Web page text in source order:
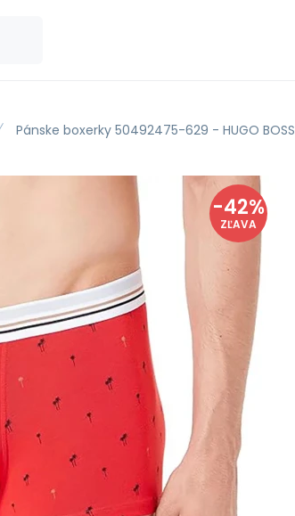
Pánske boxerky 50492475-629 - HUGO BOSS
-42%
ZĽAVA